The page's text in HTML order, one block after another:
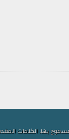
المقدمة